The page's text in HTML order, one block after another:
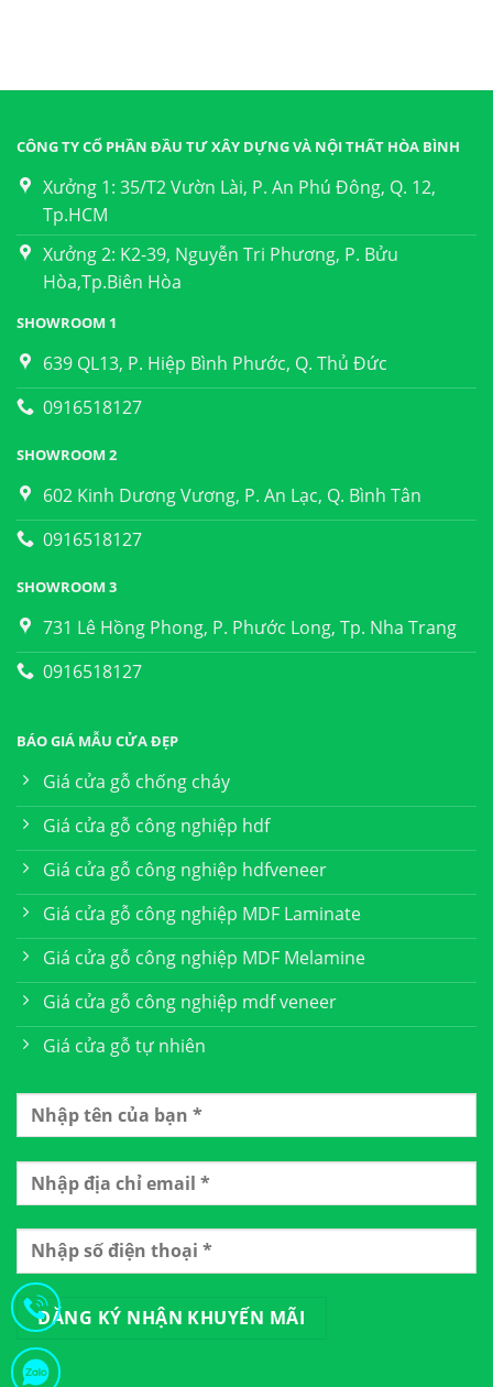
CÔNG TY CỔ PHẦN ĐẦU TƯ XÂY DỰNG VÀ NỘI THẤT HÒA BÌNH
Xưởng 1: 35/T2 Vườn Lài, P. An Phú Đông, Q. 12,
Tp.HCM
Xưởng 2: K2-39, Nguyễn Tri Phương, P. Bửu
Hòa,Tp.Biên Hòa
SHOWROOM 1
639 QL13, P. Hiệp Bình Phước, Q. Thủ Đức
0916518127
SHOWROOM 2
602 Kinh Dương Vương, P. An Lạc, Q. Bình Tân
0916518127
SHOWROOM 3
731 Lê Hồng Phong, P. Phước Long, Tp. Nha Trang
0916518127
BÁO GIÁ MẪU CỬA ĐẸP
Giá cửa gỗ chống cháy
Giá cửa gỗ công nghiệp hdf
Giá cửa gỗ công nghiệp hdfveneer
Giá cửa gỗ công nghiệp MDF Laminate
Giá cửa gỗ công nghiệp MDF Melamine
Giá cửa gỗ công nghiệp mdf veneer
Giá cửa gỗ tự nhiên